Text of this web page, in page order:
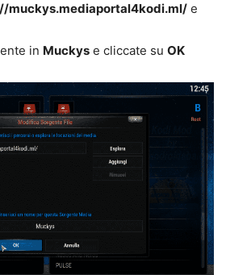
muckys.mediaportal4kodi.ml/ e
in Muckys e cliccate su OK